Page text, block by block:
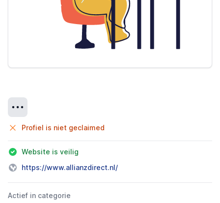
Profiel is niet geclaimed
Website is veilig
https://www.allianzdirect.nl/
Actief in categorie